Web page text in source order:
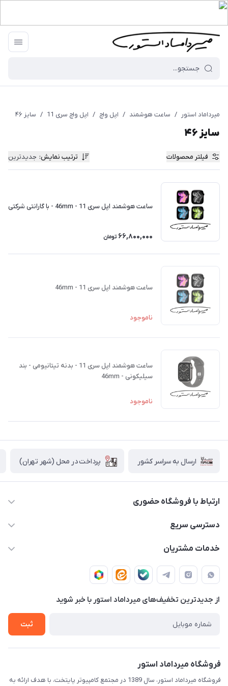
میرداماد استور / ساعت هوشمند / اپل واچ / اپل واچ سری 11 / سایز ۴۶
سایز ۴۶
فیلتر محصولات ترتیب نمایش: جدیدترین
ساعت هوشمند اپل سری 11 - 46mm - با گارانتی شرکتی
66,800,000 تومان
ساعت هوشمند اپل سری 11 - 46mm
ناموجود
ساعت هوشمند اپل سری 11 - بدنه تیتانیومی - بند
سیلیکونی - 46mm
ناموجود
ارسال به سراسر کشور پرداخت در محل (شهر تهران)
ارتباط با فروشگاه حضوری
02188874370 - 02188874371
پایتخت - طبقه اول - واحد 172
دسترسی سریع
صـفـحـه اصـلـی
دربـاره مـیـردامـاد اسـتـور
خدمات مشتریان
قـوانـیـن و مـقـررات
روش هـای پـرداخـت
تـیـکـت بـه پـشـتـیـبـانـی
از جدید‌ترین تخفیف‌های میرداماد استور با‌ خبر شوید
ثبت
فروشگاه میرداماد استور
فروشگاه میرداماد استور، سال 1389 در مجتمع کامپیوتر پایتخت، با هدف ارائه به